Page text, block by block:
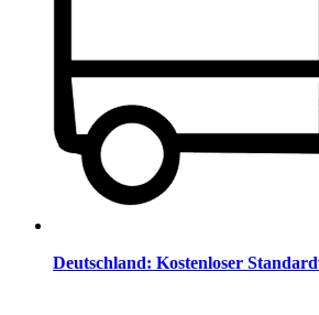
Deutschland: Kostenloser